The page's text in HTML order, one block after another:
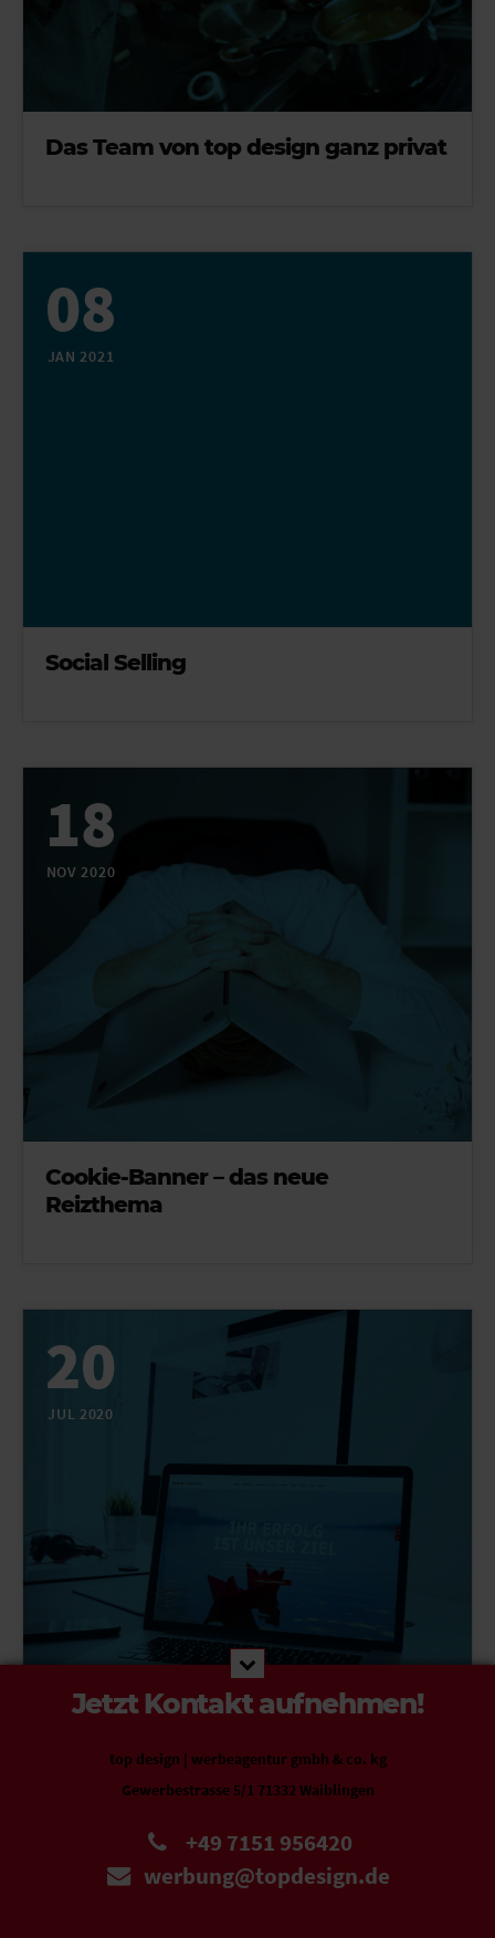
Das Team von top design ganz privat
08
JAN 2021
Social Selling
18
NOV 2020
Cookie-Banner – das neue
Reizthema
20
JUL 2020
Jetzt ist die Zeit für digitale
Beschleunigung.
09
Jetzt Kontakt aufnehmen!
top design | werbeagentur gmbh & co. kg
Gewerbestrasse 5/1 71332 Waiblingen
+49 7151 956420
werbung@topdesign.de